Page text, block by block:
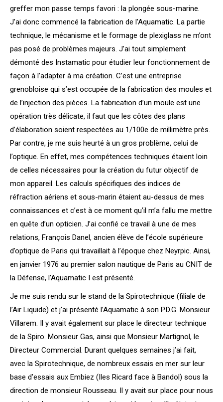
greffer mon passe temps favori : la plongée sous-marine.
J’ai donc commencé la fabrication de l’Aquamatic. La partie
technique, le mécanisme et le formage de plexiglass ne m’ont
pas posé de problèmes majeurs. J’ai tout simplement
démonté des Instamatic pour étudier leur fonctionnement de
façon à l’adapter à ma création. C’est une entreprise
grenobloise qui s’est occupée de la fabrication des moules et
de l’injection des pièces. La fabrication d’un moule est une
opération très délicate, il faut que les côtes des plans
d’élaboration soient respectées au 1/100e de millimètre près.
Par contre, je me suis heurté à un gros problème, celui de
l’optique. En effet, mes compétences techniques étaient loin
de celles nécessaires pour la création du futur objectif de
mon appareil. Les calculs spécifiques des indices de
réfraction aériens et sous-marin étaient au-dessus de mes
connaissances et c’est à ce moment qu’il m’a fallu me mettre
en quête d’un opticien. J’ai confié ce travail à une de mes
relations, François Danel, ancien élève de l’école supérieure
d’optique de Paris qui travaillait à l’époque chez Neyrpic. Ainsi,
en janvier 1976 au premier salon nautique de Paris au CNIT de
la Défense, l’Aquamatic I est présenté.
Je me suis rendu sur le stand de la Spirotechnique (filiale de
l’Air Liquide) et j’ai présenté l’Aquamatic à son P.D.G. Monsieur
Villarem. Il y avait également sur place le directeur technique
de la Spiro. Monsieur Gas, ainsi que Monsieur Martignol, le
Directeur Commercial. Durant quelques semaines j’ai fait,
avec la Spirotechnique, de nombreux essais en mer sur leur
base d’essais aux Embiez (Iles Ricard face à Bandol) sous la
direction de monsieur Rousseau. Il y avait sur place pour nous